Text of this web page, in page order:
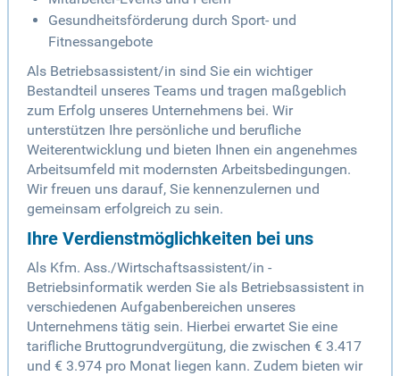
Gesundheitsförderung durch Sport- und
Fitnessangebote
Als Betriebsassistent/in sind Sie ein wichtiger
Bestandteil unseres Teams und tragen maßgeblich
zum Erfolg unseres Unternehmens bei. Wir
unterstützen Ihre persönliche und berufliche
Weiterentwicklung und bieten Ihnen ein angenehmes
Arbeitsumfeld mit modernsten Arbeitsbedingungen.
Wir freuen uns darauf, Sie kennenzulernen und
gemeinsam erfolgreich zu sein.
Ihre Verdienstmöglichkeiten bei uns
Als Kfm. Ass./Wirtschaftsassistent/in -
Betriebsinformatik werden Sie als Betriebsassistent in
verschiedenen Aufgabenbereichen unseres
Unternehmens tätig sein. Hierbei erwartet Sie eine
tarifliche Bruttogrundvergütung, die zwischen € 3.417
und € 3.974 pro Monat liegen kann. Zudem bieten wir